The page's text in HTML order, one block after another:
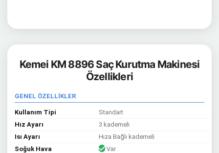
Kemei KM 8896 Saç Kurutma Makinesi
Özellikleri
GENEL ÖZELLİKLER
Kullanım Tipi
Standart
Hız Ayarı
3 kademeli
Isı Ayarı
Hıza Bağlı kademeli
Soğuk Hava
Var